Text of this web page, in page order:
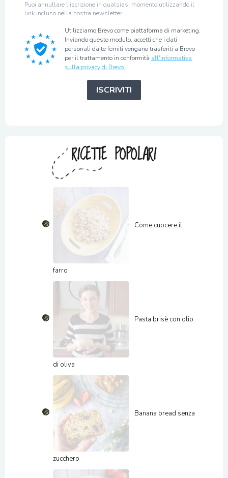
Puoi annullare l'iscrizione in qualsiasi momento utilizzando il
link incluso nella nostra newsletter.
Utilizziamo Brevo come piattaforma di marketing.
Inviando questo modulo, accetti che i dati
personali da te forniti vengano trasferiti a Brevo
per il trattamento in conformità all'Informativa
sulla privacy di Brevo.
ISCRIVITI
RICETTE POPOLARI
Come cuocere il
farro
Pasta brisè con olio
di oliva
Banana bread senza
zucchero